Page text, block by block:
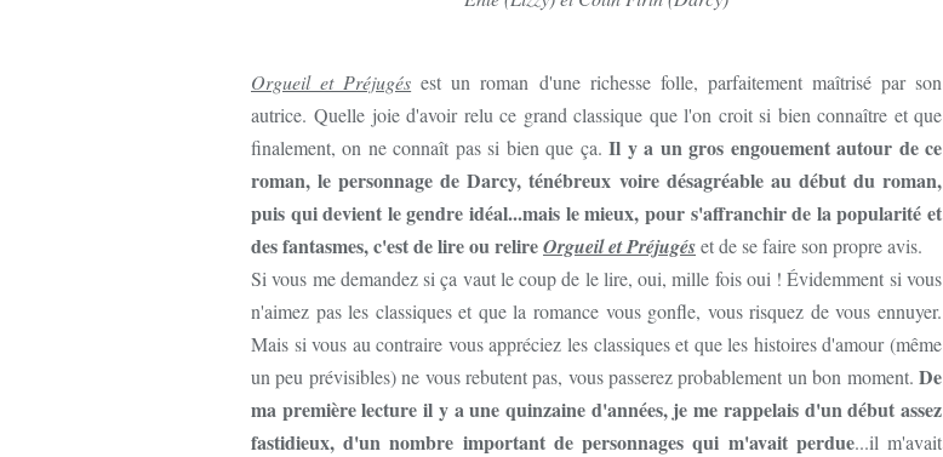
Orgueil et Préjugés est un roman d'une richesse folle, parfaitement maîtrisé par son
autrice. Quelle joie d'avoir relu ce grand classique que l'on croit si bien connaître et que
finalement, on ne connaît pas si bien que ça.Il y a un gros engouement autour de ce
roman, le personnage de Darcy, ténébreux voire désagréable au début du roman,
puis qui devient le gendre idéal...mais le mieux, pour s'affranchir de la popularité et
des fantasmes, c'est de lire ou relireOrgueil et Préjugéset de se faire son propre avis.
Si vous me demandez si ça vaut le coup de le lire, oui, mille fois oui ! Évidemment si vous
n'aimez pas les classiques et que la romance vous gonfle, vous risquez de vous ennuyer.
Mais si vous au contraire vous appréciez les classiques et que les histoires d'amour (même
un peu prévisibles) ne vous rebutent pas, vous passerez probablement un bon moment. De
ma première lecture il y a une quinzaine d'années, je me rappelais d'un début assez
fastidieux, d'un nombre important de personnages qui m'avait perdue...il m'avait